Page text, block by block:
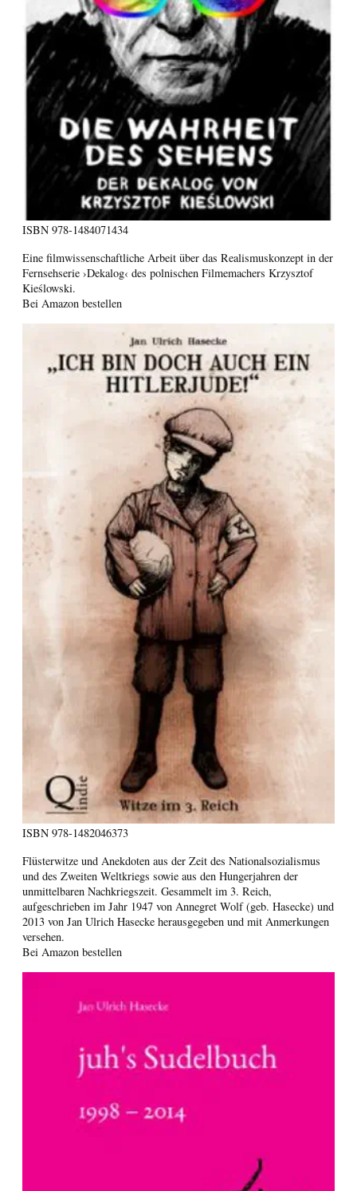
ISBN 978-1484071434
Eine filmwissenschaftliche Arbeit über das Realismuskonzept in der
Fernsehserie ›Dekalog‹ des polnischen Filmemachers Krzysztof
Kieślowski.
Bei Amazon bestellen
ISBN 978-1482046373
Flüsterwitze und Anekdoten aus der Zeit des Nationalsozialismus
und des Zweiten Weltkriegs sowie aus den Hungerjahren der
unmittelbaren Nachkriegszeit. Gesammelt im 3. Reich,
aufgeschrieben im Jahr 1947 von Annegret Wolf (geb. Hasecke) und
2013 von Jan Ulrich Hasecke herausgegeben und mit Anmerkungen
versehen.
Bei Amazon bestellen